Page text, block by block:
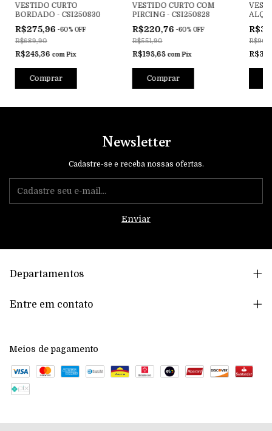
VESTIDO CURTO
BORDADO - CSI250830
R$275,96 -60% OFF
R$689,90
R$248,36 com Pix
Comprar
VESTIDO CURTO COM
PIRCING - CSI250828
R$220,76 -60% OFF
R$551,90
R$198,68 com Pix
Comprar
ALÇA
Newsletter
Cadastre-se e receba nossas ofertas.
Departamentos
Entre em contato
Meios de pagamento